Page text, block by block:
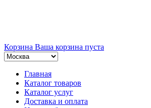
Корзина Ваша корзина пуста
Главная
Каталог товаров
Каталог услуг
Доставка и оплата